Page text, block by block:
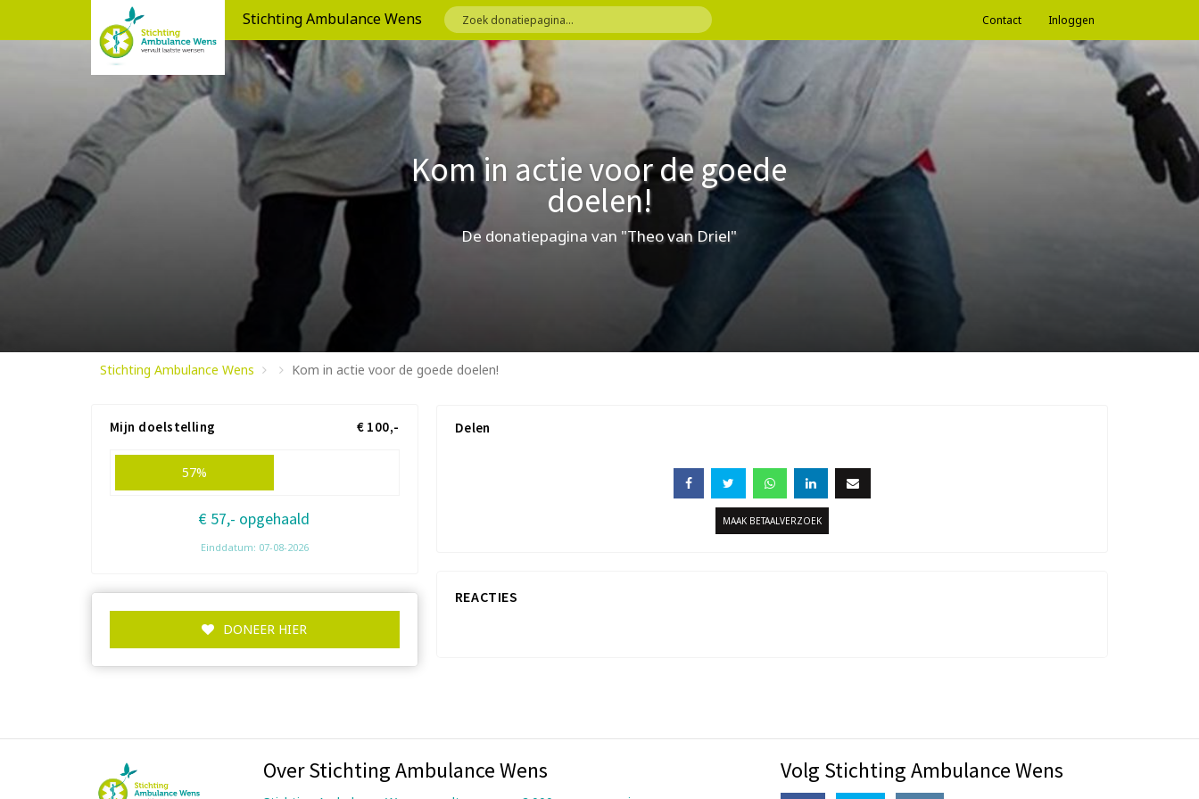
Stichting Ambulance Wens Contact Inloggen
Kom in actie voor de goede
doelen!
De donatiepagina van "Theo van Driel"
Stichting Ambulance Wens Kom in actie voor de goede doelen!
Mijn doelstelling € 100,-
57%
€ 57,- opgehaald
Einddatum: 07-08-2026
DONEER HIER
Delen
MAAK BETAALVERZOEK
REACTIES
Over Stichting Ambulance Wens Volg Stichting Ambulance Wens